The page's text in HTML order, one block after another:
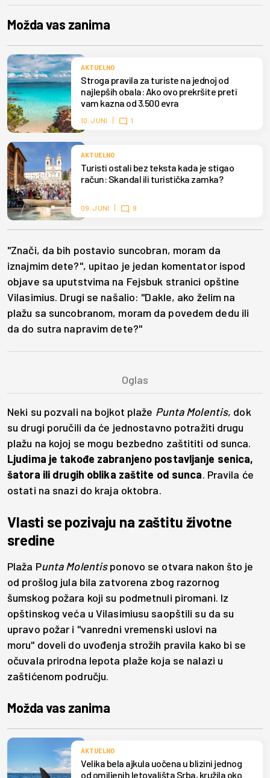
Možda vas zanima
AKTUELNO
Stroga pravila za turiste na jednoj od
najlepših obala: Ako ovo prekršite preti
vam kazna od 3.500 evra
10. JUNI 1
AKTUELNO
Turisti ostali bez teksta kada je stigao
račun: Skandal ili turistička zamka?
09. JUNI 9
"Znači, da bih postavio suncobran, moram da
iznajmim dete?", upitao je jedan komentator ispod
objave sa uputstvima na Fejsbuk stranici opštine
Vilasimius. Drugi se našalio: "Dakle, ako želim na
plažu sa suncobranom, moram da povedem dedu ili
da do sutra napravim dete?"
Neki su pozvali na bojkot plaže Punta Molentis, dok
su drugi poručili da će jednostavno potražiti drugu
plažu na kojoj se mogu bezbedno zaštititi od sunca.
Ljudima je takođe zabranjeno postavljanje senica,
šatora ili drugih oblika zaštite od sunca. Pravila će
ostati na snazi do kraja oktobra.
Vlasti se pozivaju na zaštitu životne
sredine
Plaža Punta Molentisponovo se otvara nakon što je
od prošlog jula bila zatvorena zbog razornog
šumskog požara koji su podmetnuli piromani. Iz
opštinskog veća u Vilasimiusu saopštili su da su
upravo požar i "vanredni vremenski uslovi na
moru" doveli do uvođenja strožih pravila kako bi se
očuvala prirodna lepota plaže koja se nalazi u
zaštićenom području.
Možda vas zanima
AKTUELNO
Velika bela ajkula uočena u blizini jednog
od omiljenih letovališta Srba, kružila oko